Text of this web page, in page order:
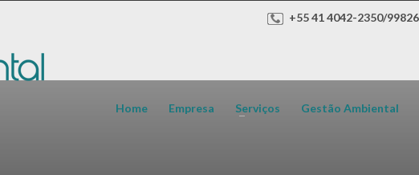
+55 41 4042-2350/
Home Empresa Serviços Gestão Ambiental